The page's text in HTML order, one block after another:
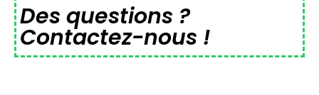
Des questions ?
Contactez-nous !